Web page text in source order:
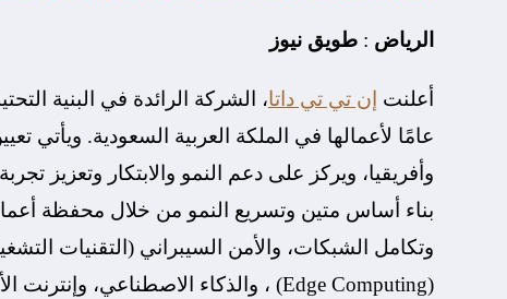
الرياض :طويق نيوز
أعلنت إن تي تي داتا، الشركة الرائدة في البنية
عامًا لأعمالها في الملكة العربية السعودية. ويأتي
وأفريقيا، ويركز على دعم النمو والابتكار وتعزيز
بناء أساس متين وتسريع النمو من خلال محفظة
وتكامل الشبكات، والأمن السيبراني (التقنيات
(Edge Computing) ، والذكاء الاصطناعي، وإنترنت الأشياء (IoT).